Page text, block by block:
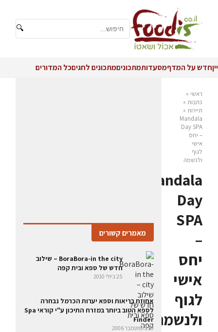
🔍
ייןחדש על המדףמסעדותמתכוניםמתכונים לחגיםכל המדורים
ראשי »
כתבות »
תיירות »
Mandala
Day SPA
– יחס
אישי
לגוף
ולנשמה
Mandala
Day
SPA
–
יחס
אישי
לגוף
ולנשמה
מאמרים קשורים
BoraBora-in the city – שילוב
חדש של ספא ובית קפה
25 ביולי 2010
אחוזת בריאות וספא יערות הכרמל נבחרה
לספא הטוב ביותר במזרח התיכון ע"י קוראי Spa
Finder
29 בספטמבר 2006